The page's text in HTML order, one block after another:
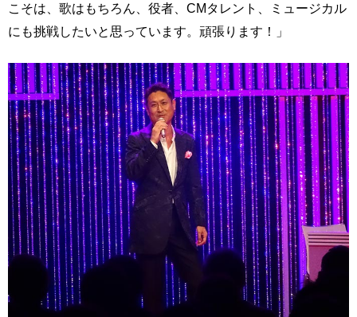
こそは、歌はもちろん、役者、CMタレント、ミュージカル
にも挑戦したいと思っています。頑張ります！」